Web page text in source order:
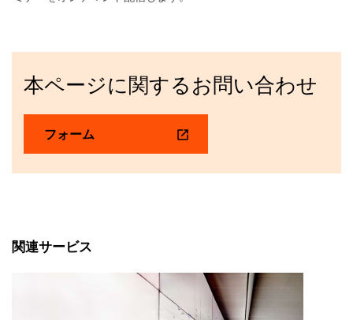
本ページに関するお問い合わせ
フォーム
関連サービス